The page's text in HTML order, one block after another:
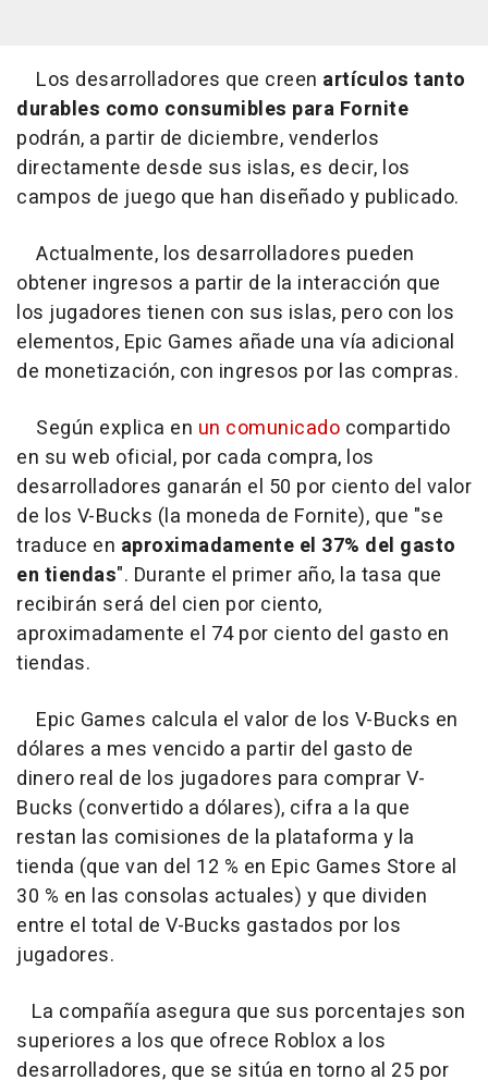
Los desarrolladores que creen artículos tanto
durables como consumibles para Fornite
podrán, a partir de diciembre, venderlos
directamente desde sus islas, es decir, los
campos de juego que han diseñado y publicado.
Actualmente, los desarrolladores pueden
obtener ingresos a partir de la interacción que
los jugadores tienen con sus islas, pero con los
elementos, Epic Games añade una vía adicional
de monetización, con ingresos por las compras.
Según explica en un comunicado compartido
en su web oficial, por cada compra, los
desarrolladores ganarán el 50 por ciento del valor
de los V-Bucks (la moneda de Fornite), que "se
traduce en aproximadamente el 37% del gasto
en tiendas". Durante el primer año, la tasa que
recibirán será del cien por ciento,
aproximadamente el 74 por ciento del gasto en
tiendas.
Epic Games calcula el valor de los V-Bucks en
dólares a mes vencido a partir del gasto de
dinero real de los jugadores para comprar V-
Bucks (convertido a dólares), cifra a la que
restan las comisiones de la plataforma y la
tienda (que van del 12 % en Epic Games Store al
30 % en las consolas actuales) y que dividen
entre el total de V-Bucks gastados por los
jugadores.
La compañía asegura que sus porcentajes son
superiores a los que ofrece Roblox a los
desarrolladores, que se sitúa en torno al 25 por